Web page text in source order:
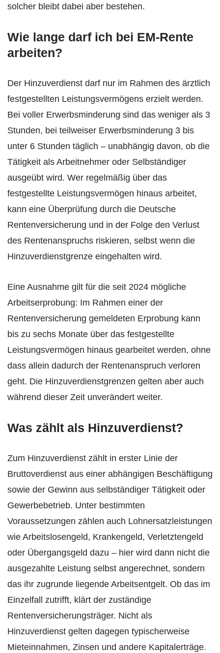
solcher bleibt dabei aber bestehen.
Wie lange darf ich bei EM-Rente
arbeiten?
Der Hinzuverdienst darf nur im Rahmen des ärztlich
festgestellten Leistungsvermögens erzielt werden.
Bei voller Erwerbsminderung sind das weniger als 3
Stunden, bei teilweiser Erwerbsminderung 3 bis
unter 6 Stunden täglich – unabhängig davon, ob die
Tätigkeit als Arbeitnehmer oder Selbständiger
ausgeübt wird. Wer regelmäßig über das
festgestellte Leistungsvermögen hinaus arbeitet,
kann eine Überprüfung durch die Deutsche
Rentenversicherung und in der Folge den Verlust
des Rentenanspruchs riskieren, selbst wenn die
Hinzuverdienstgrenze eingehalten wird.
Eine Ausnahme gilt für die seit 2024 mögliche
Arbeitserprobung: Im Rahmen einer der
Rentenversicherung gemeldeten Erprobung kann
bis zu sechs Monate über das festgestellte
Leistungsvermögen hinaus gearbeitet werden, ohne
dass allein dadurch der Rentenanspruch verloren
geht. Die Hinzuverdienstgrenzen gelten aber auch
während dieser Zeit unverändert weiter.
Was zählt als Hinzuverdienst?
Zum Hinzuverdienst zählt in erster Linie der
Bruttoverdienst aus einer abhängigen Beschäftigung
sowie der Gewinn aus selbständiger Tätigkeit oder
Gewerbebetrieb. Unter bestimmten
Voraussetzungen zählen auch Lohnersatzleistungen
wie Arbeitslosengeld, Krankengeld, Verletztengeld
oder Übergangsgeld dazu – hier wird dann nicht die
ausgezahlte Leistung selbst angerechnet, sondern
das ihr zugrunde liegende Arbeitsentgelt. Ob das im
Einzelfall zutrifft, klärt der zuständige
Rentenversicherungsträger. Nicht als
Hinzuverdienst gelten dagegen typischerweise
Mieteinnahmen, Zinsen und andere Kapitalerträge.